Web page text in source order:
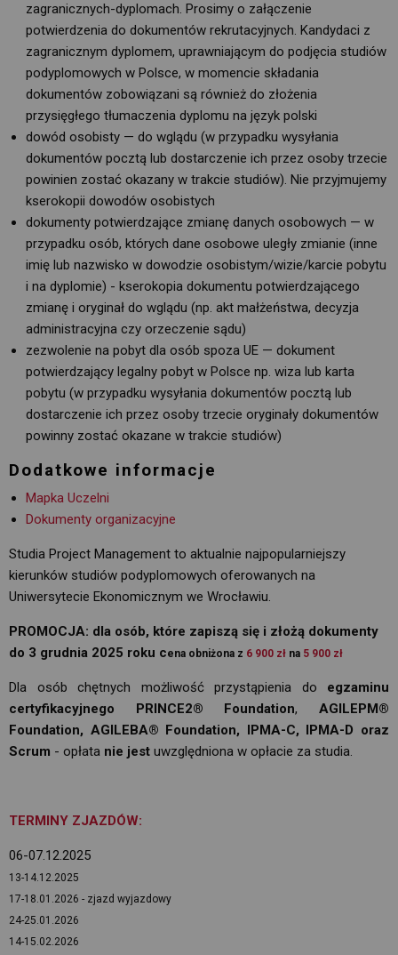
zagranicznych-dyplomach. Prosimy o załączenie
potwierdzenia do dokumentów rekrutacyjnych. Kandydaci z
zagranicznym dyplomem, uprawniającym do podjęcia studiów
podyplomowych w Polsce, w momencie składania
dokumentów zobowiązani są również do złożenia
przysięgłego tłumaczenia dyplomu na język polski
dowód osobisty — do wglądu (w przypadku wysyłania
dokumentów pocztą lub dostarczenie ich przez osoby trzecie
powinien zostać okazany w trakcie studiów). Nie przyjmujemy
kserokopii dowodów osobistych
dokumenty potwierdzające zmianę danych osobowych — w
przypadku osób, których dane osobowe uległy zmianie (inne
imię lub nazwisko w dowodzie osobistym/wizie/karcie pobytu
i na dyplomie) - kserokopia dokumentu potwierdzającego
zmianę i oryginał do wglądu (np. akt małżeństwa, decyzja
administracyjna czy orzeczenie sądu)
zezwolenie na pobyt dla osób spoza UE — dokument
potwierdzający legalny pobyt w Polsce np. wiza lub karta
pobytu (w przypadku wysyłania dokumentów pocztą lub
dostarczenie ich przez osoby trzecie oryginały dokumentów
powinny zostać okazane w trakcie studiów)
Dodatkowe informacje
Mapka Uczelni
Dokumenty organizacyjne
Studia Project Management to aktualnie najpopularniejszy
kierunków studiów podyplomowych oferowanych na
Uniwersytecie Ekonomicznym we Wrocławiu.
PROMOCJA: dla osób, które zapiszą się i złożą dokumenty
do 3 grudnia 2025 roku cena obniżona z 6 900 zł na 5 900 zł
Dla osób chętnych możliwość przystąpienia do egzaminu
certyfikacyjnego PRINCE2® Foundation,AGILEPM®
Foundation, AGILEBA® Foundation, IPMA-C, IPMA-D oraz
Scrum - opłata nie jest uwzględniona w opłacie za studia.
TERMINY ZJAZDÓW:
06-07.12.2025
13-14.12.2025
17-18.01.2026 - zjazd wyjazdowy
24-25.01.2026
14-15.02.2026